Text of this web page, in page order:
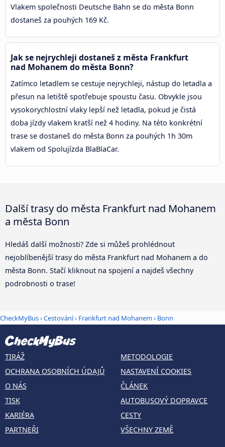
Vlakem společnosti Deutsche Bahn se do města Bonn
dostaneš za pouhých 169 Kč.
Jak se nejrychleji dostaneš z města Frankfurt
nad Mohanem do města Bonn?
Zatímco letadlem se cestuje nejrychleji, nástup do letadla a
přesun na letiště spotřebuje spoustu času. Obvykle jsou
vysokorychlostní vlaky lepší než letadla, pokud je čistá
doba jízdy vlakem kratší než 4 hodiny. Na této konkrétní
trase se dostaneš do města Bonn za pouhých 1h 30m
vlakem od Spolujízda BlaBlaCar.
Další trasy do města Frankfurt nad Mohanem
a města Bonn
Hledáš další možnosti? Zde si můžeš prohlédnout
nejoblíbenější trasy do města Frankfurt nad Mohanem a do
města Bonn. Stačí kliknout na spojení a najdeš všechny
podrobnosti o trase!
CheckMyBus›Cestování› Frankfurt nad Mohanem › Bonn
TIRÁŽ
OCHRANA OSOBNÍCH ÚDAJŮ
O NÁS
TISK
KARIÉRA
PARTNEŘI
METODOLOGIE
NASTAVENÍ COOKIES
ČLÁNEK
AUTOBUSOVÝ DOPRAVCE
CESTY
VŠECHNY ZEMĚ